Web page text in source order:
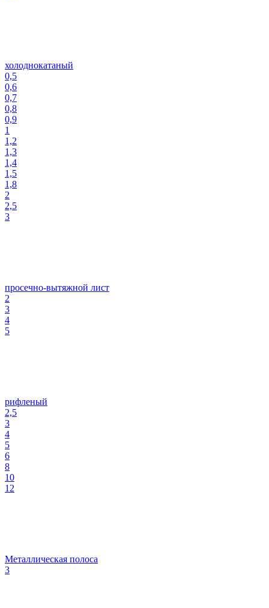
холоднокатаный
0,5
0,6
0,7
0,8
0,9
1
1,2
1,3
1,4
1,5
1,8
2
2,5
3
просечно-вытяжной лист
2
3
4
5
рифленый
2,5
3
4
5
6
8
10
12
Металлическая полоса
3